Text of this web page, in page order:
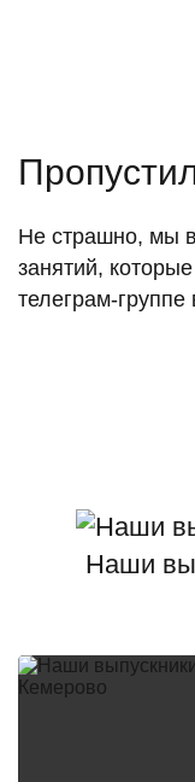
Не страшно, мы
занятий,
телеграм-группе
Наши